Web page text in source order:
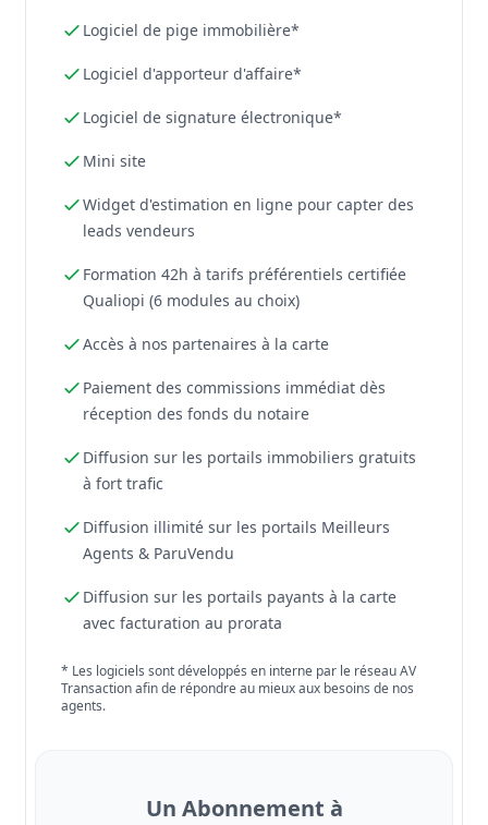
Logiciel de pige immobilière*
Logiciel d'apporteur d'affaire*
Logiciel de signature électronique*
Mini site
Widget d'estimation en ligne pour capter des
leads vendeurs
Formation 42h à tarifs préférentiels certifiée
Qualiopi (6 modules au choix)
Accès à nos partenaires à la carte
Paiement des commissions immédiat dès
réception des fonds du notaire
Diffusion sur les portails immobiliers gratuits
à fort trafic
Diffusion illimité sur les portails Meilleurs
Agents & ParuVendu
Diffusion sur les portails payants à la carte
avec facturation au prorata
* Les logiciels sont développés en interne par le réseau AV
Transaction afin de répondre au mieux aux besoins de nos
agents.
Un Abonnement à